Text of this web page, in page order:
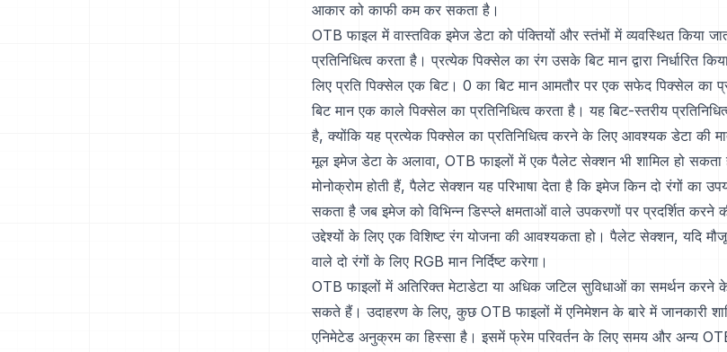
आकार को काफी कम कर सकता है।
OTB फाइल में वास्तविक इमेज डेटा को पंक्तियों और स्तंभों में व्यवस्थित किया
प्रतिनिधित्व करता है। प्रत्येक पिक्सेल का रंग उसके बिट मान द्वारा निर्धारित
लिए प्रति पिक्सेल एक बिट। 0 का बिट मान आमतौर पर एक सफेद पिक्सेल का
बिट मान एक काले पिक्सेल का प्रतिनिधित्व करता है। यह बिट-स्तरीय
है, क्योंकि यह प्रत्येक पिक्सेल का प्रतिनिधित्व करने के लिए आवश्यक डेटा की
मूल इमेज डेटा के अलावा, OTB फाइलों में एक पैलेट सेक्शन भी शामिल हो सकता
मोनोक्रोम होती हैं, पैलेट सेक्शन यह परिभाषा देता है कि इमेज किन दो रंगों का
सकता है जब इमेज को विभिन्न डिस्प्ले क्षमताओं वाले उपकरणों पर प्रदर्शित करने
उद्देश्यों के लिए एक विशिष्ट रंग योजना की आवश्यकता हो। पैलेट सेक्शन, यदि
वाले दो रंगों के लिए RGB मान निर्दिष्ट करेगा।
OTB फाइलों में अतिरिक्त मेटाडेटा या अधिक जटिल सुविधाओं का समर्थन करने
सकते हैं। उदाहरण के लिए, कुछ OTB फाइलों में एनिमेशन के बारे में जानकारी
एनिमेटेड अनुक्रम का हिस्सा है। इसमें फ्रेम परिवर्तन के लिए समय और अन्य